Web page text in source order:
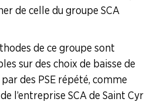
de celle du groupe SCA
de ce groupe sont
sur des choix de baisse de
des PSE répété, comme
l’entreprise SCA de Saint Cyr